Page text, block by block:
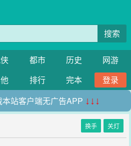
搜索
都市 历史
网游
排行 完本
登录
站客户端无广告APP ↓↓↓
换手 关灯